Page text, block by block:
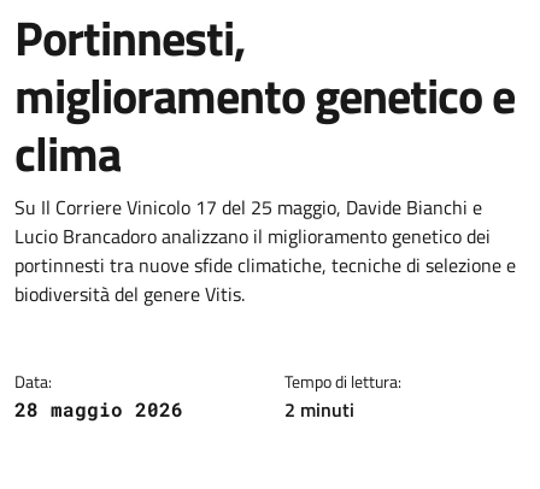
Portinnesti,
miglioramento genetico e
clima
Su Il Corriere Vinicolo 17 del 25 maggio, Davide Bianchi e
Lucio Brancadoro analizzano il miglioramento genetico dei
portinnesti tra nuove sfide climatiche, tecniche di selezione e
biodiversità del genere Vitis.
Data:
28 maggio 2026
Tempo di lettura:
2 minuti